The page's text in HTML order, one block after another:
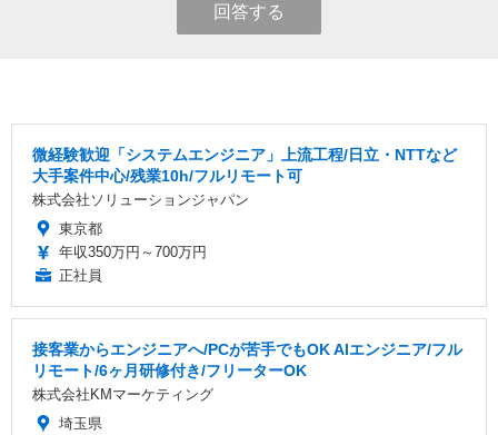
回答する
微経験歓迎「システムエンジニア」上流工程/日立・NTTなど
大手案件中心/残業10h/フルリモート可
株式会社ソリューションジャパン
東京都
年収350万円～700万円
正社員
接客業からエンジニアへ/PCが苦手でもOK AIエンジニア/フル
リモート/6ヶ月研修付き/フリーターOK
株式会社KMマーケティング
埼玉県